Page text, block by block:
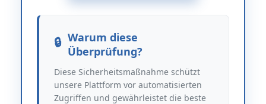
Warum diese
Überprüfung?
Diese Sicherheitsmaßnahme schützt
unsere Plattform vor automatisierten
Zugriffen und gewährleistet die beste